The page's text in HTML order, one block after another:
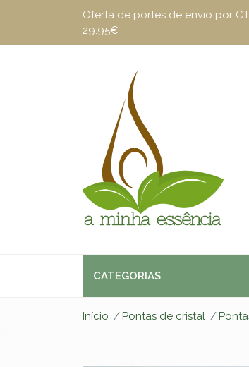
Oferta de portes de envio por
29.95€
CATEGORIAS
Início Pontas de cristal